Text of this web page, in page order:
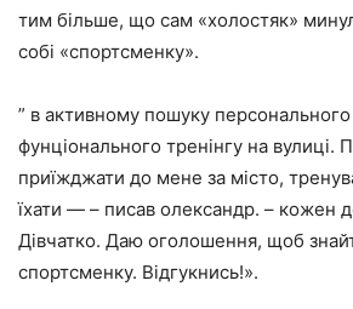
тим більше, що сам «холостяк»
собі «спортсменку».
” в активному пошуку персонального
фунціонального тренінгу на вулиці.
приїжджати до мене за місто,
їхати — – писав олександр. – кожен
Дівчатко. Даю оголошення, щоб
спортсменку. Відгукнись!».